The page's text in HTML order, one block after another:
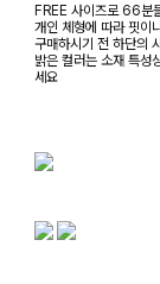
FREE 사이즈로 66분
개인 체형에 따라 핏이
구매하시기 전 하단의
밝은 컬러는 소재 특성
세요